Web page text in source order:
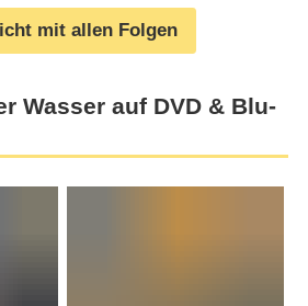
mit allen Folgen
Wasser auf DVD & Blu-